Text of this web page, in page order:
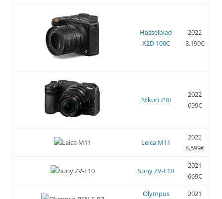
Hasselblad
X2D 100C
2022
8.199€
Nikon Z30
2022
699€
Leica M11
2022
8.599€
Sony ZV-E10
2021
669€
Olympus
2021